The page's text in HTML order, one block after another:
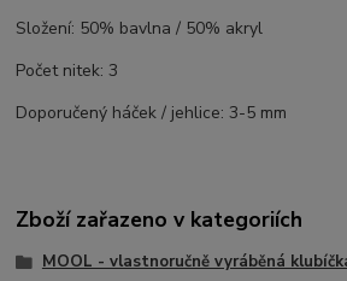
Složení: 50% bavlna / 50% akryl
Počet nitek: 3
Doporučený háček / jehlice: 3-5 mm
Zboží zařazeno v kategoriích
MOOL - vlastnoručně vyráběná